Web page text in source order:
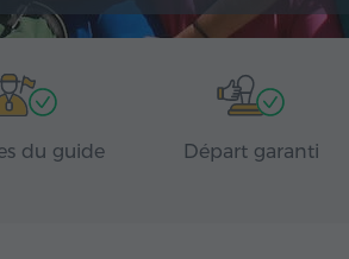
du guide Départ garanti